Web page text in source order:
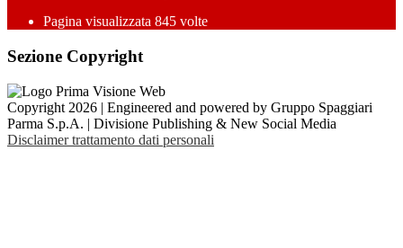
Pagina visualizzata 845 volte
Sezione Copyright
Copyright 2026 | Engineered and powered by Gruppo Spaggiari
Parma S.p.A. | Divisione Publishing & New Social Media
Disclaimer trattamento dati personali